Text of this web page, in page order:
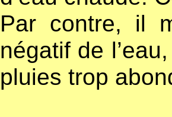
Par contre, il
négatif de
pluies trop